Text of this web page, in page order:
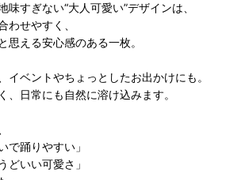
味すぎない“大人可愛い”デザインは、
わせやすく、
思える安心感のある一枚。
イベントやちょっとしたお出かけにも。
、日常にも自然に溶け込みます。
で踊りやすい」
どいい可愛さ」